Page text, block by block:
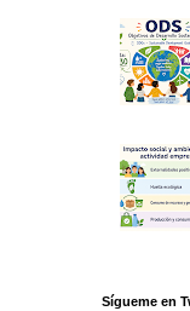
Sígueme en